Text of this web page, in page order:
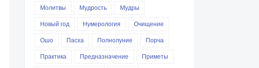
Молитвы
Мудрость
Мудры
Новый год
Нумерология
Очищение
Ошо
Пасха Полнолуние
Порча
Практика
Предназначение
Приметы